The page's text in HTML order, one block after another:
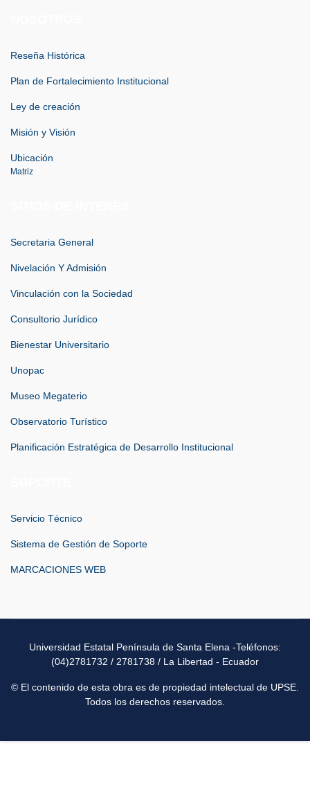
Reseña Histórica
Plan de Fortalecimiento Institucional
Ley de creación
Misión y Visión
Ubicación
Matriz
Secretaria General
Nivelación Y Admisión
Vinculación con la Sociedad
Consultorio Jurídico
Bienestar Universitario
Unopac
Museo Megaterio
Observatorio Turístico
Planificación Estratégica de Desarrollo Institucional
Servicio Técnico
Sistema de Gestión de Soporte
MARCACIONES WEB
Universidad Estatal Península de Santa Elena -Teléfonos:
(04)2781732 / 2781738 / La Libertad - Ecuador
© El contenido de esta obra es de propiedad intelectual de UPSE.
Todos los derechos reservados.